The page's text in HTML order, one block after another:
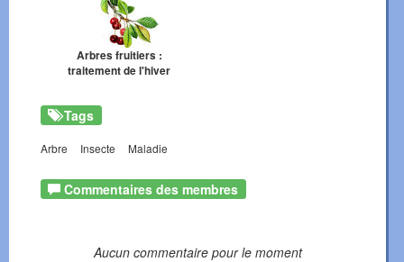
Arbres fruitiers :
traitement de l'hiver
Tags
Arbre Insecte Maladie
Commentaires des membres
Aucun commentaire pour le moment